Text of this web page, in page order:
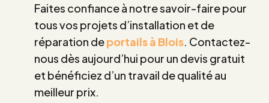
Faites confiance à notre savoir-faire pour
tous vos projets d’installation et de
réparation deportails à Blois. Contactez-
nous dès aujourd’hui pour un devis gratuit
et bénéficiez d’un travail de qualité au
meilleur prix.